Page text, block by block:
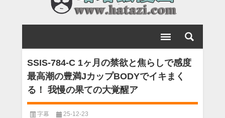
SSIS-784-C 1ヶ月の禁欲と焦らしで感度
最高潮の豊満JカップBODYでイキまく
る！ 我慢の果ての大覚醒ア
字幕 25-12-23